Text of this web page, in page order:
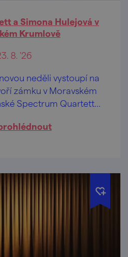
a Simona Hulejová v
Krumlově
8. '26
neděli vystoupí na
zámku v Moravském
Spectrum Quartett